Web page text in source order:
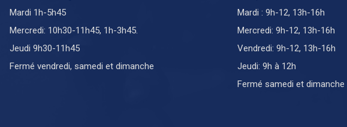
Mardi 1h-5h45
Mercredi: 10h30-11h45, 1h-3h45.
Jeudi 9h30-11h45
Fermé vendredi, samedi et dimanche
Mardi : 9h-12, 13h-16h
Mercredi: 9h-12, 13h-16h
Vendredi: 9h-12, 13h-16h
Jeudi: 9h à 12h
Fermé samedi et dimanche